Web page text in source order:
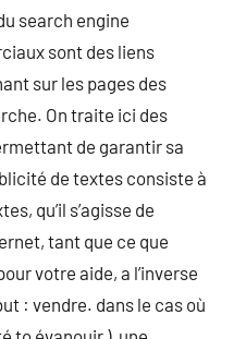
search engine
sont des liens
sur les pages des
On traite ici des
de garantir sa
de textes consiste à
qu’il s’agisse de
tant que ce que
votre aide, a l’inverse
: vendre. dans le cas où